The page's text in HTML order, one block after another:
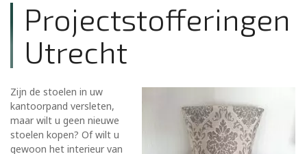
Projectstofferingen
Utrecht
Zijn de stoelen in uw
kantoorpand versleten,
maar wilt u geen nieuwe
stoelen kopen? Of wilt u
gewoon het interieur van